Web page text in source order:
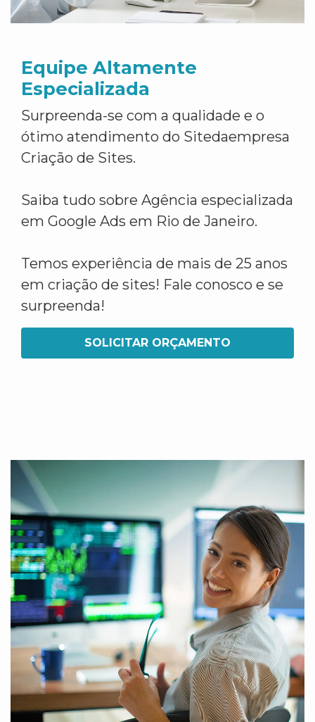
Equipe Altamente
Especializada
Surpreenda-se com a qualidade e o
ótimo atendimento do Sitedaempresa
Criação de Sites.
Saiba tudo sobre Agência especializada
em Google Ads em Rio de Janeiro.
Temos experiência de mais de 25 anos
em criação de sites! Fale conosco e se
surpreenda!
SOLICITAR ORÇAMENTO